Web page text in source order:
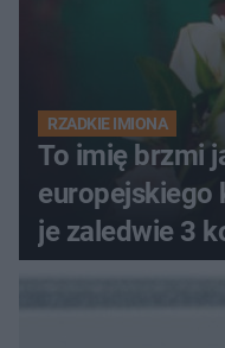
RZADKIE IMIONA
To imię brzmi
europejskiego
je zaledwie 3